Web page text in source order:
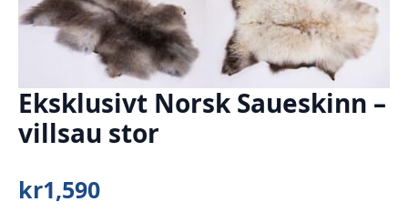
Eksklusivt Norsk Saueskinn –
villsau stor
kr1,590